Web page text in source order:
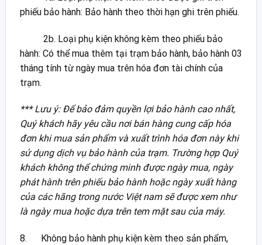
phiếu bảo hành: Bảo hành theo thời hạn ghi trên phiếu.
2b. Loại phụ kiện không kèm theo phiếu bảo
hành: Có thể mua thêm tại trạm bảo hành, bảo hành 03
tháng tính từ ngày mua trên hóa đơn tài chính của
trạm.
*** Lưu ý: Để bảo đảm quyền lợi bảo hành cao nhất,
Quý khách hãy yêu cầu nơi bán hàng cung cấp hóa
đơn khi mua sản phẩm và xuất trình hóa đơn này khi
sử dụng dịch vụ bảo hành của trạm. Trường hợp Quý
khách không thể chứng minh được ngày mua, ngày
phát hành trên phiếu bảo hành hoặc ngày xuất hàng
của các hãng trong nước Việt nam sẽ được xem như
là ngày mua hoặc dựa trên tem mặt sau của máy.
8. Không bảo hành phụ kiện kèm theo sản phẩm,